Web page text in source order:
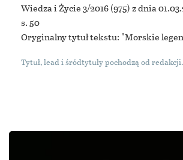
Wiedza i Życie 3/2016(975) z dnia
s. 50
Oryginalny tytuł tekstu: "Morskie